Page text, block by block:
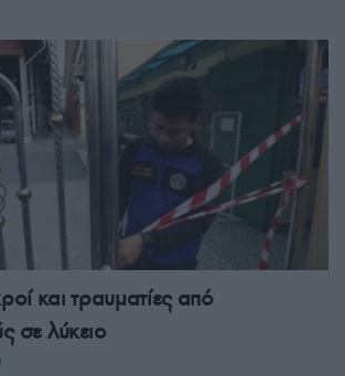
και τραυματίες από
σε λύκειο